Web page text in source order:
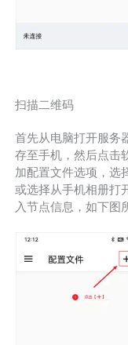
扫描二维码
首先从电脑打开服务
存至手机，然后点击
加配置文件选项，选
或选择从手机相册打
入节点信息，如下图